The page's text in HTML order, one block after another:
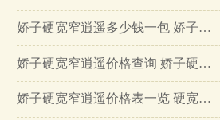
娇子硬宽窄逍遥多少钱一包 娇子硬宽窄逍遥价格查询…
娇子硬宽窄逍遥价格查询 娇子硬宽窄逍遥多少钱一包…
娇子硬宽窄逍遥价格表一览 硬宽窄逍遥多少钱一包…